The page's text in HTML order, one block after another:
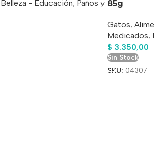
- Educación, Paños y 85g
Gatos,
Medicados,
$ 3.350,00
Sin Stock
SKU: 04307